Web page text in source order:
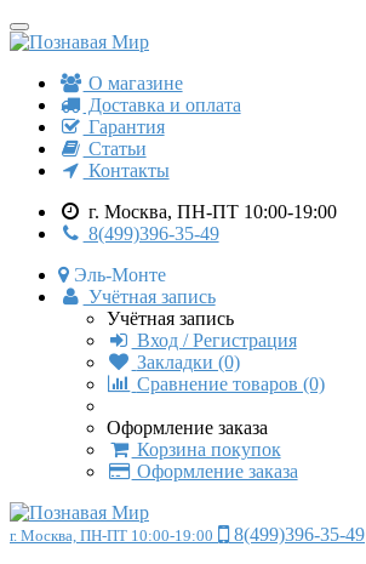
О магазине
Доставка и оплата
Гарантия
Статьи
Контакты
г. Москва, ПН-ПТ 10:00-19:00
8(499)396-35-49
Эль-Монте
Учётная запись
Учётная запись
Вход / Регистрация
Закладки (0)
Сравнение товаров (0)
Оформление заказа
Корзина покупок
Оформление заказа
г. Москва, ПН-ПТ 10:00-19:00
8(499)396-35-49